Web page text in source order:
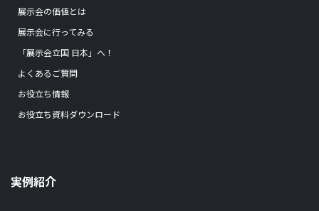
展示会の価値とは
展示会に行ってみる
「展示会立国 日本」へ！
よくあるご質問
お役立ち情報
お役立ち資料ダウンロード
実例紹介